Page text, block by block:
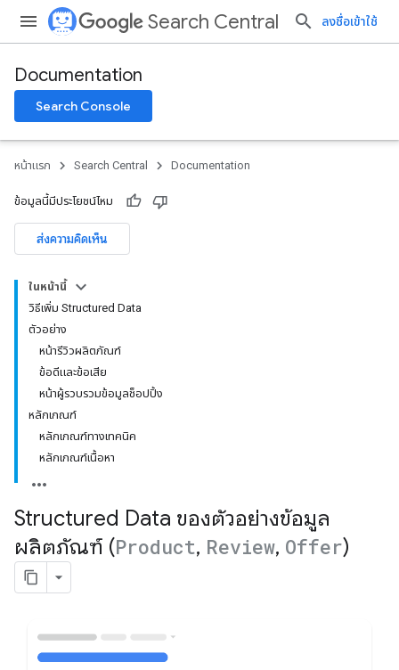
Search Central ลงชื่อเข้าใช้
Documentation
Search Console
หน้าแรก Search Central Documentation
ข้อมูลนี้มีประโยชน์ไหม
ส่งความคิดเห็น
ในหน้านี้
วิธีเพิ่ม Structured Data
ตัวอย่าง
หน้ารีวิวผลิตภัณฑ์
ข้อดีและข้อเสีย
หน้าผู้รวบรวมข้อมูลช็อปปิ้ง
หลักเกณฑ์
หลักเกณฑ์ทางเทคนิค
หลักเกณฑ์เนื้อหา
Structured Data ของตัวอย่างข้อมูล
ผลิตภัณฑ์ (Product, Review, Offer)